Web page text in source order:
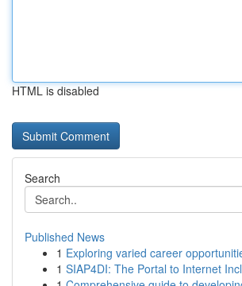
HTML is disabled
Search
Published News
1 Exploring varied career
1 SIAP4DI: The Portal to Internet